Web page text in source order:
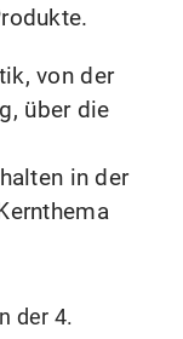
von der
über die
in der
der 4.